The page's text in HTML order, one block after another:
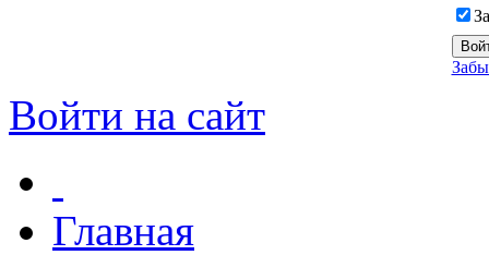
Войти на сайт
Главная